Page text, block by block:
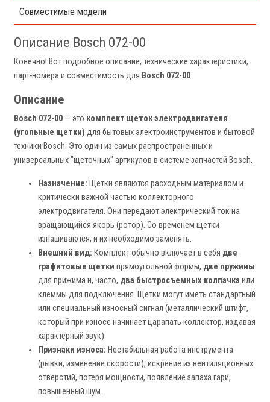
Совместимые модели
Описание Bosch 072-00
Конечно! Вот подробное описание, технические характеристики,
парт-номера и совместимость для Bosch 072-00.
Описание
Bosch 072-00 — это комплект щеток электродвигателя
(угольные щетки) для бытовых электроинструментов и бытовой
техники Bosch. Это один из самых распространенных и
универсальных "щеточных" артикулов в системе запчастей Bosch.
Назначение: Щетки являются расходным материалом и
критически важной частью коллекторного
электродвигателя. Они передают электрический ток на
вращающийся якорь (ротор). Со временем щетки
изнашиваются, и их необходимо заменять.
Внешний вид: Комплект обычно включает в себя две
графитовые щетки прямоугольной формы, две пружины
для прижима и, часто, два быстросъемных колпачка или
клеммы для подключения. Щетки могут иметь стандартный
или специальный износный сигнал (металлический штифт,
который при износе начинает царапать коллектор, издавая
характерный звук).
Признаки износа: Нестабильная работа инструмента
(рывки, изменение скорости), искрение из вентиляционных
отверстий, потеря мощности, появление запаха гари,
повышенный шум.